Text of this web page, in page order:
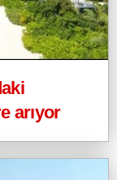
arıyor